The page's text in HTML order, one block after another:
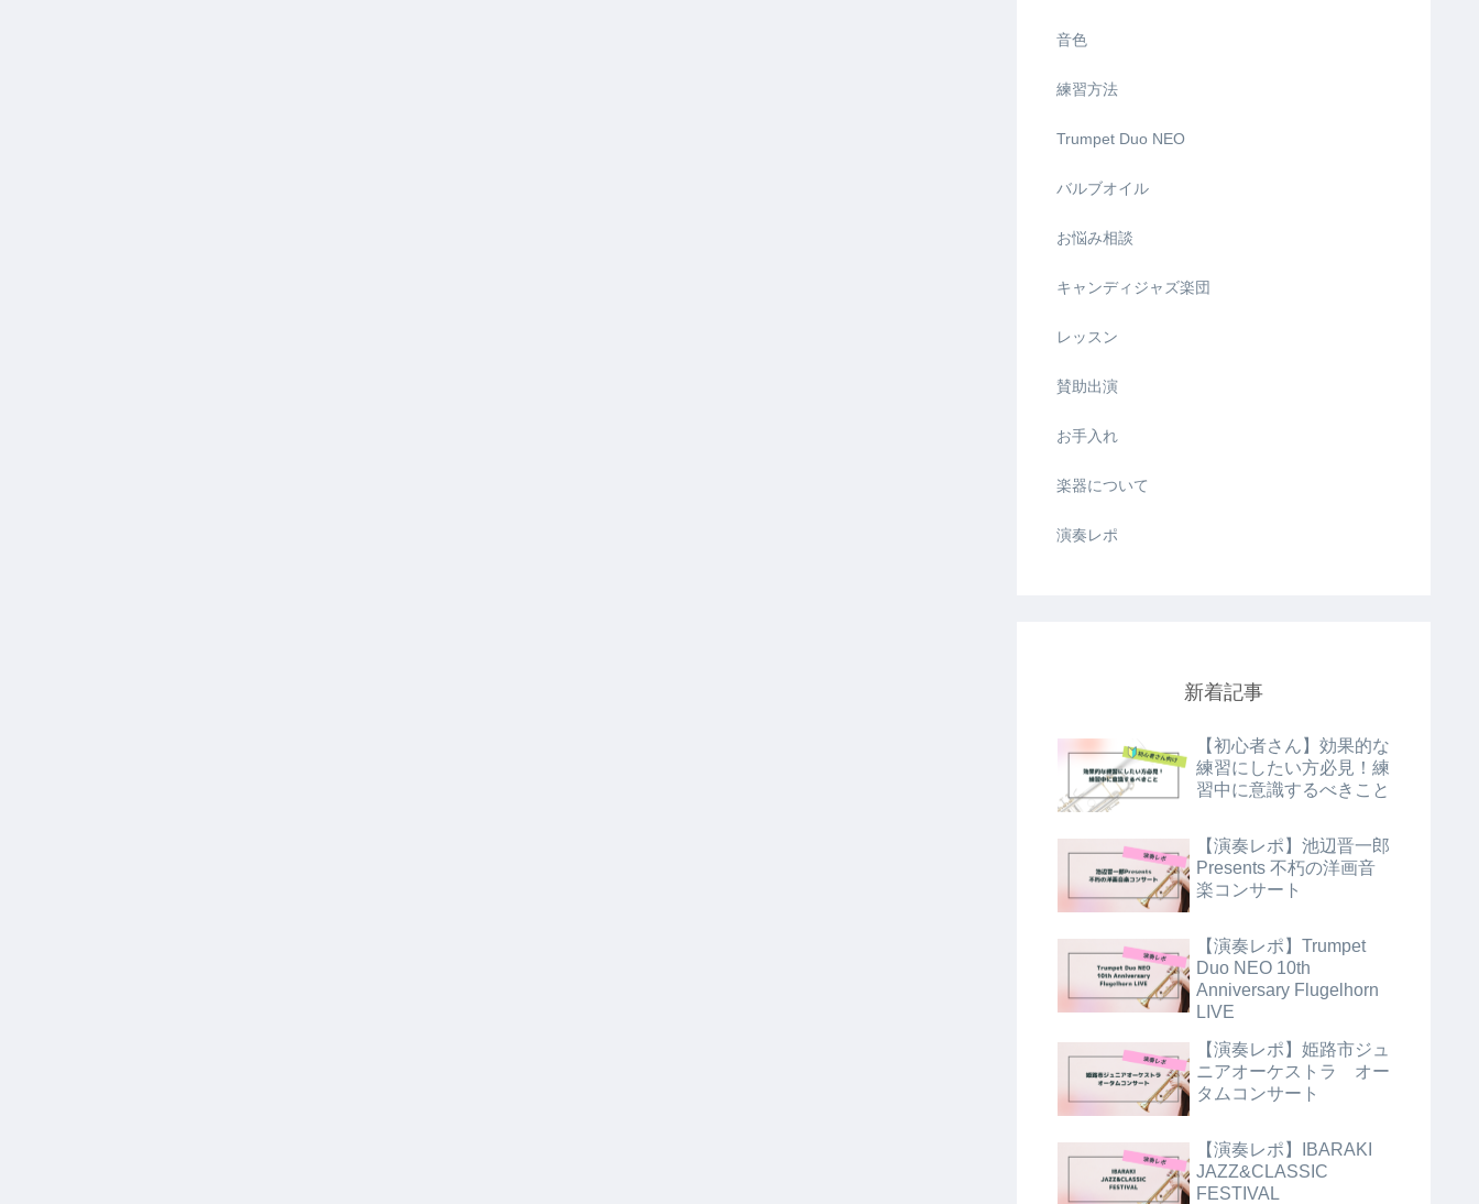
音色
練習方法
Trumpet Duo NEO
バルブオイル
お悩み相談
キャンディジャズ楽団
レッスン
賛助出演
お手入れ
楽器について
演奏レポ
新着記事
【初心者さん】効果的な
練習にしたい方必見！練
習中に意識するべきこと
【演奏レポ】池辺晋一郎
Presents 不朽の洋画音
楽コンサート
【演奏レポ】Trumpet
Duo NEO 10th
Anniversary Flugelhorn
LIVE
【演奏レポ】姫路市ジュ
ニアオーケストラ オー
タムコンサート
【演奏レポ】IBARAKI
JAZZ&CLASSIC
FESTIVAL